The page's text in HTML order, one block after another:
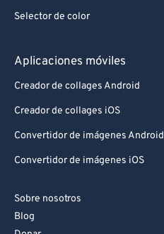
Selector de color
Aplicaciones móviles
Creador de collages Android
Creador de collages iOS
Convertidor de imágenes Android
Convertidor de imágenes iOS
Sobre nosotros
Blog